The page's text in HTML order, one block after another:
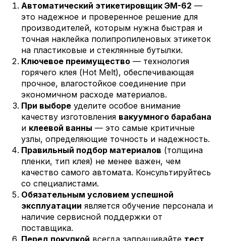
Автоматический этикетировщик ЭМ-62 —
это надежное и проверенное решение для
производителей, которым нужна быстрая и
точная наклейка полипропиленовых этикеток
на пластиковые и стеклянные бутылки.
Ключевое преимущество — технология
горячего клея (Hot Melt), обеспечивающая
прочное, влагостойкое соединение при
экономичном расходе материалов.
При выборе уделите особое внимание
качеству изготовления вакуумного барабана
и клеевой ванны — это самые критичные
узлы, определяющие точность и надежность.
Правильный подбор материалов (толщина
пленки, тип клея) не менее важен, чем
качество самого автомата. Консультируйтесь
со специалистами.
Обязательным условием успешной
эксплуатации является обучение персонала и
наличие сервисной поддержки от
поставщика.